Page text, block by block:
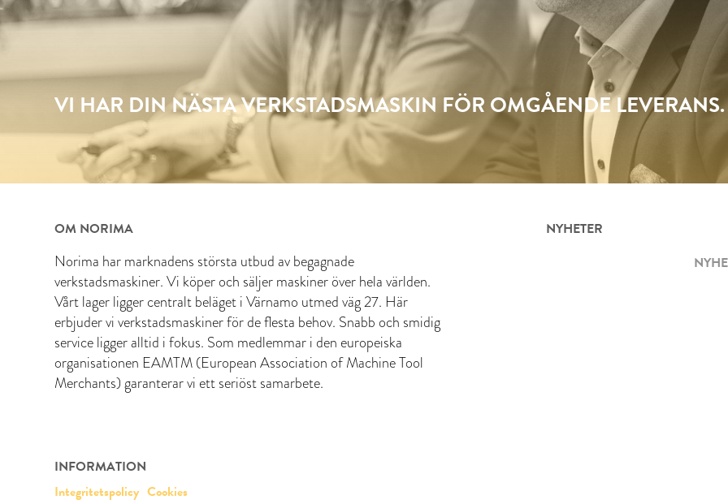
VI HAR DIN NÄSTA VERKSTADSMASKIN FÖR OMGÅENDE LEVERANS.
OM NORIMA
Norima har marknadens största utbud av begagnade
verkstadsmaskiner. Vi köper och säljer maskiner över hela världen.
Vårt lager ligger centralt beläget i Värnamo utmed väg 27. Här
erbjuder vi verkstadsmaskiner för de flesta behov. Snabb och smidig
service ligger alltid i fokus. Som medlemmar i den europeiska
organisationen EAMTM (European Association of Machine Tool
Merchants) garanterar vi ett seriöst samarbete.
NYHETER
INFORMATION
Integritetspolicy Cookies